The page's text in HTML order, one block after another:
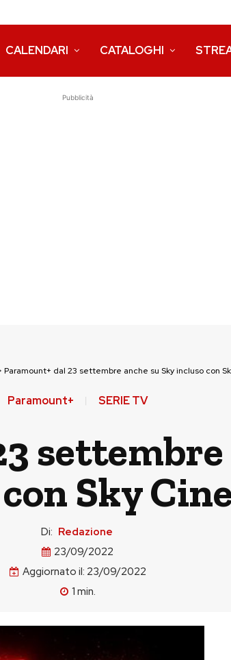
CALENDARI CATALOGHI
Pubblicità
Paramount+ dal 23 settembre anche su Sky incluso con
Paramount+ SERIE TV
settembre
Sky
Di: Redazione
23/09/2022
Aggiornato il: 23/09/2022
1 min.